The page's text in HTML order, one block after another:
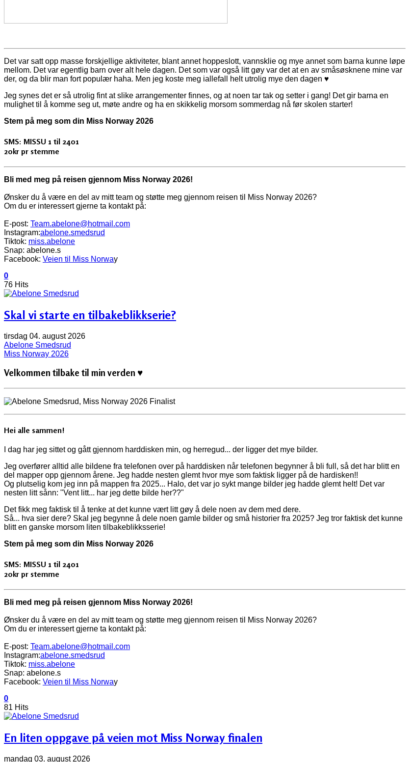
Det var satt opp masse forskjellige aktiviteter, blant annet hoppeslott, vannsklie og mye annet som barna kunne løpe
mellom. Det var egentlig barn over alt hele dagen. Det som var også litt gøy var det at en av småsøsknene mine var
der, og da blir man fort populær haha. Men jeg koste meg iallefall helt utrolig mye den dagen ♥
Jeg synes det er så utrolig fint at slike arrangementer finnes, og at noen tar tak og setter i gang! Det gir barna en
mulighet til å komme seg ut, møte andre og ha en skikkelig morsom sommerdag nå før skolen starter!
Stem på meg som din Miss Norway 2026
SMS: MISSU 1 til 2401
20kr pr stemme
Bli med meg på reisen gjennom Miss Norway 2026!
Ønsker du å være en del av mitt team og støtte meg gjennom reisen til Miss Norway 2026?
Om du er interessert gjerne ta kontakt på:
E-post: Team.abelone@hotmail.com
Instagram:abelone.smedsrud
Tiktok: miss.abelone
Snap: abelone.s
Facebook: Veien til Miss Norway
0
76 Hits
Skal vi starte en tilbakeblikkserie?
tirsdag 04. august 2026
Abelone Smedsrud
Miss Norway 2026
Velkommen tilbake til min verden ♥
Hei alle sammen!
I dag har jeg sittet og gått gjennom harddisken min, og herregud... der ligger det mye bilder.
Jeg overfører alltid alle bildene fra telefonen over på harddisken når telefonen begynner å bli full, så det har blitt en
del mapper opp gjennom årene. Jeg hadde nesten glemt hvor mye som faktisk ligger på de hardisken!!
Og plutselig kom jeg inn på mappen fra 2025... Halo, det var jo sykt mange bilder jeg hadde glemt helt! Det var
nesten litt sånn: "Vent litt... har jeg dette bilde her??"
Det fikk meg faktisk til å tenke at det kunne vært litt gøy å dele noen av dem med dere.
Så... hva sier dere? Skal jeg begynne å dele noen gamle bilder og små historier fra 2025? Jeg tror faktisk det kunne
blitt en ganske morsom liten tilbakeblikksserie!
Stem på meg som din Miss Norway 2026
SMS: MISSU 1 til 2401
20kr pr stemme
Bli med meg på reisen gjennom Miss Norway 2026!
Ønsker du å være en del av mitt team og støtte meg gjennom reisen til Miss Norway 2026?
Om du er interessert gjerne ta kontakt på:
E-post: Team.abelone@hotmail.com
Instagram:abelone.smedsrud
Tiktok: miss.abelone
Snap: abelone.s
Facebook: Veien til Miss Norway
0
81 Hits
En liten oppgave på veien mot Miss Norway finalen
mandag 03. august 2026